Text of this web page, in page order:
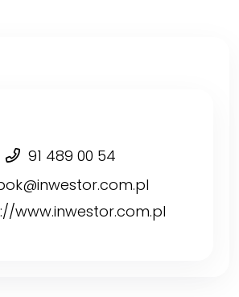
91 489 00 54
www.inwestor.com.pl